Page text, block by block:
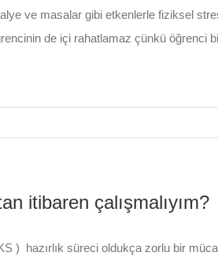
ve masalar gibi etkenlerle fiziksel
de içi rahatlamaz çünkü öğrenci
itibaren çalışmalıyım?
) hazırlık süreci oldukça zorlu bir